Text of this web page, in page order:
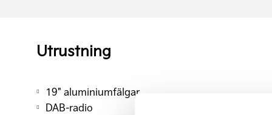
Utrustning
19" aluminiumfälgar
DAB-radio